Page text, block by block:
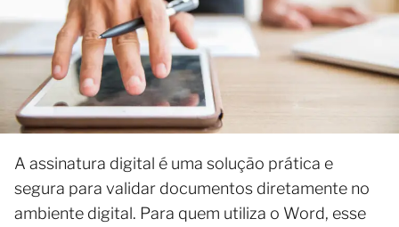
A assinatura digital é uma solução prática e
segura para validar documentos diretamente no
ambiente digital. Para quem utiliza o Word, esse